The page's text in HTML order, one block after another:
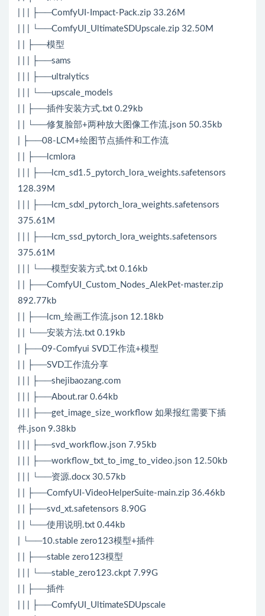
| | | ├──ComfyUI-Impact-Pack.zip 33.26M
| | | └──ComfyUI_UltimateSDUpscale.zip 32.50M
| | ├──模型
| | | ├──sams
| | | ├──ultralytics
| | | └──upscale_models
| | ├──插件安装方式.txt 0.29kb
| | └──修复脸部+两种放大图像工作流.json 50.35kb
| ├──08-LCM+绘图节点插件和工作流
| | ├──lcmlora
| | | ├──lcm_sd1.5_pytorch_lora_weights.safetensors
128.39M
| | | ├──lcm_sdxl_pytorch_lora_weights.safetensors
375.61M
| | | ├──lcm_ssd_pytorch_lora_weights.safetensors
375.61M
| | | └──模型安装方式.txt 0.16kb
| | ├──ComfyUI_Custom_Nodes_AlekPet-master.zip
892.77kb
| | ├──lcm_绘画工作流.json 12.18kb
| | └──安装方法.txt 0.19kb
| ├──09-Comfyui SVD工作流+模型
| | ├──SVD工作流分享
| | | ├──shejibaozang.com
| | | ├──About.rar 0.64kb
| | | ├──get_image_size_workflow 如果报红需要下插
件.json 9.38kb
| | | ├──svd_workflow.json 7.95kb
| | | ├──workflow_txt_to_img_to_video.json 12.50kb
| | | └──资源.docx 30.57kb
| | ├──ComfyUI-VideoHelperSuite-main.zip 36.46kb
| | ├──svd_xt.safetensors 8.90G
| | └──使用说明.txt 0.44kb
| └──10.stable zero123模型+插件
| | ├──stable zero123模型
| | | └──stable_zero123.ckpt 7.99G
| | ├──插件
| | | ├──ComfyUI_UltimateSDUpscale